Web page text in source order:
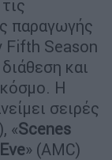
παραγωγής
Fifth Season
και
Η
σειρές
«Scenes
» (AMC)